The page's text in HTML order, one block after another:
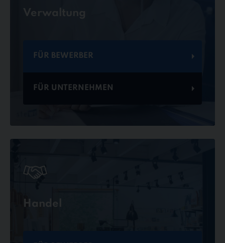
Verwaltung
FÜR BEWERBER
FÜR UNTERNEHMEN
Handel